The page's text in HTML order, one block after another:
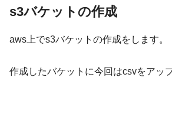
s3バケットの作成
aws上でs3バケットの作成をします。
作成したバケットに今回はcsvをアッ